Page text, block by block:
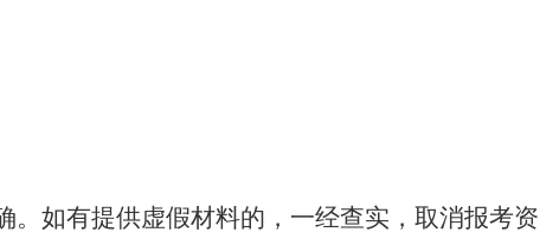
如有提供虚假材料的，一经查实，取消报考资